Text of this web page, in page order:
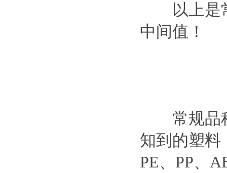
以上是常
中间值！
常规品种
知到的塑料
PE、PP、